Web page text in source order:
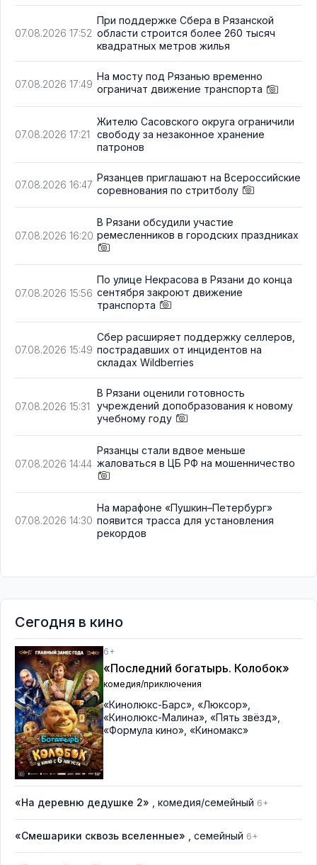
07.08.2026 17:52
При поддержке Сбера в Рязанской
области строится более 260 тысяч
квадратных метров жилья
07.08.2026 17:49
На мосту под Рязанью временно
ограничат движение транспорта
07.08.2026 17:21
Жителю Сасовского округа ограничили
свободу за незаконное хранение
патронов
07.08.2026 16:47
Рязанцев приглашают на Всероссийские
соревнования по стритболу
07.08.2026 16:20
В Рязани обсудили участие
ремесленников в городских праздниках
07.08.2026 15:56
По улице Некрасова в Рязани до конца
сентября закроют движение
транспорта
07.08.2026 15:49
Сбер расширяет поддержку селлеров,
пострадавших от инцидентов на
складах Wildberries
07.08.2026 15:31
В Рязани оценили готовность
учреждений допобразования к новому
учебному году
07.08.2026 14:44
Рязанцы стали вдвое меньше
жаловаться в ЦБ РФ на мошенничество
07.08.2026 14:30
На марафоне «Пушкин–Петербург»
появится трасса для установления
рекордов
Сегодня в кино
6+
«Последний богатырь. Колобок»
комедия/приключения
«Кинолюкс-Барс», «Люксор»,
«Кинолюкс-Малина», «Пять звёзд»,
«Формула кино», «Киномакс»
«На деревню дедушке 2» , комедия/семейный 6+
«Смешарики сквозь вселенные» , семейный 6+